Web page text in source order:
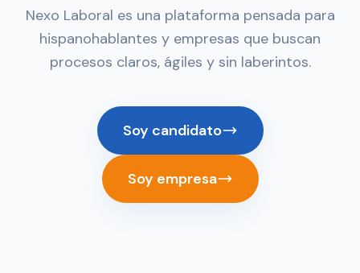
Nexo Laboral es una plataforma pensada para
hispanohablantes y empresas que buscan
procesos claros, ágiles y sin laberintos.
Soy candidato
Soy empresa